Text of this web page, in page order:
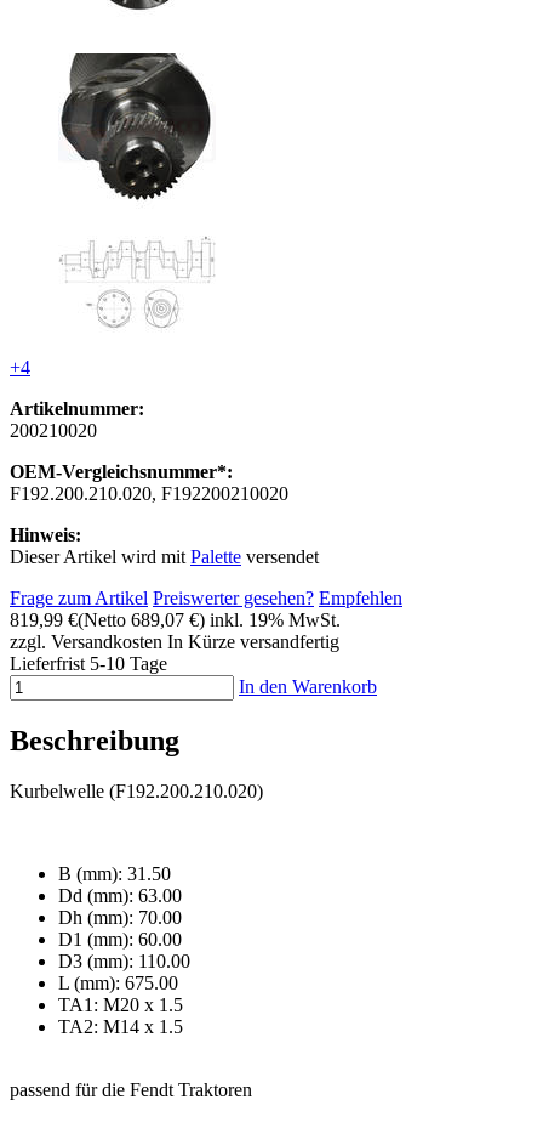
+4
Artikelnummer:
200210020
OEM-Vergleichsnummer*:
F192.200.210.020, F192200210020
Hinweis:
Dieser Artikel wird mit Palette versendet
Frage zum Artikel Preiswerter gesehen? Empfehlen
819,99 €(Netto 689,07 €) inkl. 19% MwSt.
zzgl. Versandkosten In Kürze versandfertig
Lieferfrist 5-10 Tage
In den Warenkorb
Beschreibung
Kurbelwelle (F192.200.210.020)
B (mm): 31.50
Dd (mm): 63.00
Dh (mm): 70.00
D1 (mm): 60.00
D3 (mm): 110.00
L (mm): 675.00
TA1: M20 x 1.5
TA2: M14 x 1.5
passend für die Fendt Traktoren